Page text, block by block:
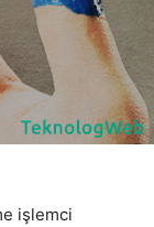
işlemci